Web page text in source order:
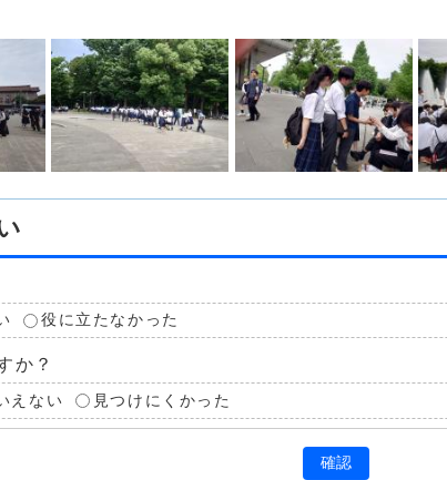
役に立たなかった
か？
えない 見つけにくかった
確認